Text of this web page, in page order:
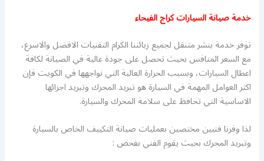
خدمة صيانة السيارات كراج الفيحاء
توفر خدمة بنشر متنقل لجميع زبائننا الكرام التقنيات الافضل والاسرع،
مع السعر المنافس بحيث تحصل على جودة عالية في الصيانة لكافة
اعطال السيارات، وبسبب الحرارة العالية التي نواجهها في الكويت فإن
اكثر العوامل المهمة في السيارة هو تبريد المحرك وتبريد اجزائها
الاساسية التي تحافظ على سلامة المحرك والسيارة.
لذا وفرنا فنيين مختصين بعمليات صيانة التكييف الخاص بالسيارة
وتبريد المحرك بحيث يقوم الفني بفحص :